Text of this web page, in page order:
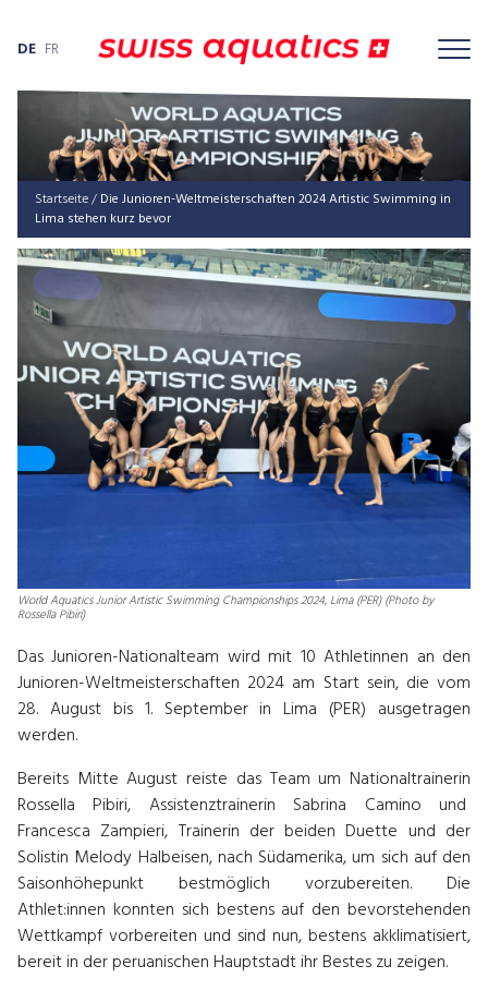
DE FR
Startseite/ Die Junioren-Weltmeisterschaften 2024 Artistic Swimming in
Lima stehen kurz bevor
World Aquatics Junior Artistic Swimming Championships 2024, Lima (PER) (Photo by
Rossella Pibiri)
Das Junioren-Nationalteam wird mit 10 Athletinnen an den
Junioren-Weltmeisterschaften 2024 am Start sein, die vom
28. August bis 1. September in Lima (PER) ausgetragen
werden.
Bereits Mitte August reiste das Team um Nationaltrainerin
Rossella Pibiri, Assistenztrainerin Sabrina Camino und
Francesca Zampieri, Trainerin der beiden Duette und der
Solistin Melody Halbeisen, nach Südamerika, um sich auf den
Saisonhöhepunkt bestmöglich vorzubereiten. Die
Athlet:innen konnten sich bestens auf den bevorstehenden
Wettkampf vorbereiten und sind nun, bestens akklimatisiert,
bereit in der peruanischen Hauptstadt ihr Bestes zu zeigen.